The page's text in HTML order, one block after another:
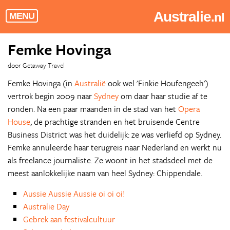
MENU Australie.nl
Femke Hovinga
door Getaway Travel
Femke Hovinga (in Australiëook wel 'Finkie Houfengeeh')
vertrok begin 2009 naarSydneyom daar haar studie af te
ronden. Na een paar maanden in de stad van het Opera
House, de prachtige stranden en het bruisende Centre
Business District was het duidelijk: ze was verliefd op Sydney.
Femke annuleerde haar terugreis naar Nederland en werkt nu
als freelance journaliste. Ze woont in het stadsdeel met de
meest aanlokkelijke naam van heel Sydney: Chippendale.
Aussie Aussie Aussie oi oi oi!
Australie Day
Gebrek aan festivalcultuur